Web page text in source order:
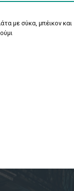
με σύκα, μπέικον και